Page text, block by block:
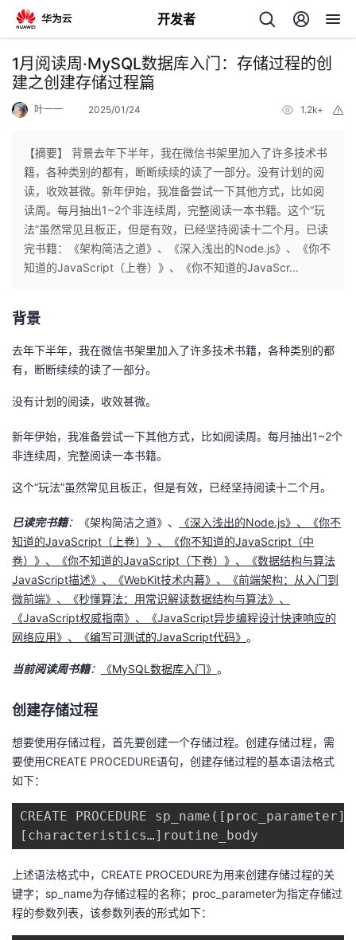
开发者
返
回
个
人
主
页
我
的
开
发
的
客
我
论
坛
的
圈
子
我
的
直
我
的
我
发
者
学
堂
Programs
的
支
持
1月阅读周·MySQL数据库入门：存储过程的创
建之创建存储过程篇
叶一一 2025/01/24 1.2k+
【摘要】 背景去年下半年，我在微信书架里加入了许多技术书
籍，各种类别的都有，断断续续的读了一部分。没有计划的阅
读，收效甚微。新年伊始，我准备尝试一下其他方式，比如阅
读周。每月抽出1~2个非连续周，完整阅读一本书籍。这个“玩
法”虽然常见且板正，但是有效，已经坚持阅读十二个月。已读
完书籍：《架构简洁之道》、《深入浅出的Node.js》、《你不
知道的JavaScript（上卷）》、《你不知道的JavaScr...
背景
去年下半年，我在微信书架里加入了许多技术书籍，各种类别的都
有，断断续续的读了一部分。
没有计划的阅读，收效甚微。
新年伊始，我准备尝试一下其他方式，比如阅读周。每月抽出1~2个
非连续周，完整阅读一本书籍。
这个“玩法”虽然常见且板正，但是有效，已经坚持阅读十二个月。
已读完书籍： 《架构简洁之道》、
《深入浅出的Node.js》、《你不
知道的JavaScript（上卷）》、《你不知道的JavaScript（中
卷）》、《你不知道的JavaScript（下卷）》、《数据结构与算法
JavaScript描述》、《WebKit技术内幕》、《前端架构：从入门到
微前端》、《秒懂算法：用常识解读数据结构与算法》、
《JavaScript权威指南》、《JavaScript异步编程设计快速响应的
网络应用》、《编写可测试的JavaScript代码》 。
当前阅读周书籍： 《MySQL数据库入门》 。
创建存储过程
想要使用存储过程，首先要创建一个存储过程。创建存储过程，需
要使用CREATE PROCEDURE语句，创建存储过程的基本语法格式
如下：
CREATE PROCEDURE sp_name([proc_parameter])
[characteristics…]routine_body
上述语法格式中，CREATE PROCEDURE为用来创建存储过程的关
键字；sp_name为存储过程的名称；proc_parameter为指定存储过
程的参数列表，该参数列表的形式如下：